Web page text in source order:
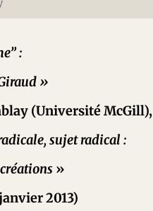
:
»
(Université McGill),
sujet radical :
»
2013)